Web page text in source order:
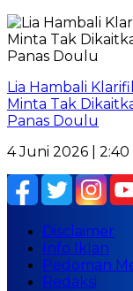
Lia Hambali
Minta Tak
Panas Doulu
4 Juni 2026 |
Disclaimer
Info Iklan
Pedoman
Redaksi